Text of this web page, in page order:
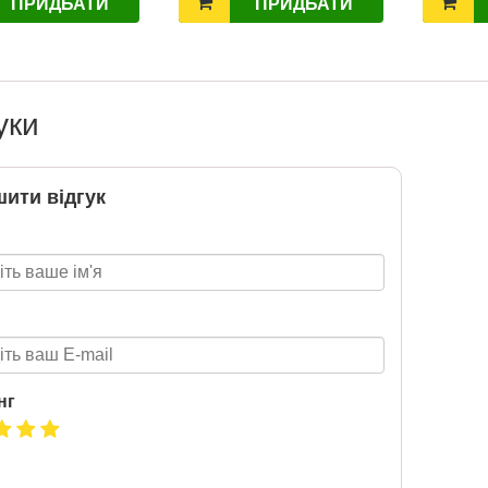
2020-06-09
посилка — це один шанс стати
Новою поштою і приймай
участь в розіграші авто. Кожна
15 Реєстрація в акції за номером
телефону Сторінка
відгук